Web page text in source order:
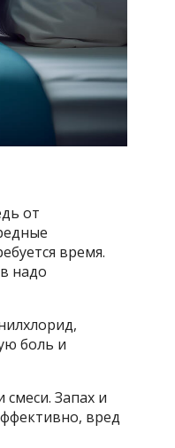
от
время.
надо
боль и
Запах и
вред